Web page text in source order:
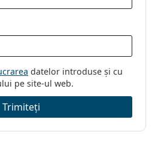
datelor introduse și cu
pe site-ul web.
Trimiteți